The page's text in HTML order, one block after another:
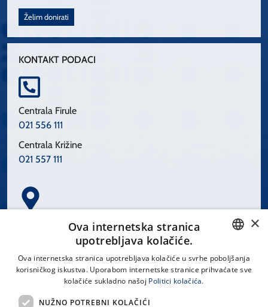
Želim donirati
KONTAKT PODACI
Centrala Firule
021 556 111
Centrala Križine
021 557 111
Spinčićeva 1, 21000 Split
CROATIAN
×
Ova internetska stranica
upotrebljava kolačiće.
Ova internetska stranica upotrebljava kolačiće u svrhe poboljšanja
korisničkog iskustva. Uporabom internetske stranice prihvaćate sve
kolačiće sukladno našoj Politici kolačića.
NUŽNO POTREBNI KOLAČIĆI